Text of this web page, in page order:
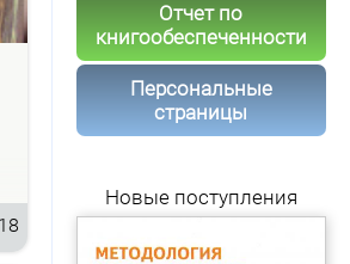
Отчет по
книгообеспеченности
Персональные
страницы
Новые поступления